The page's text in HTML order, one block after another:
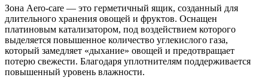
Зона Aero-care — это герметичный ящик, созданный для
длительного хранения овощей и фруктов. Оснащен
платиновым катализатором, под воздействием которого
выделяется повышенное количество углекислого газа,
который замедляет «дыхание» овощей и предотвращает
потерю свежести. Благодаря уплотнителям поддерживается
повышенный уровень влажности.